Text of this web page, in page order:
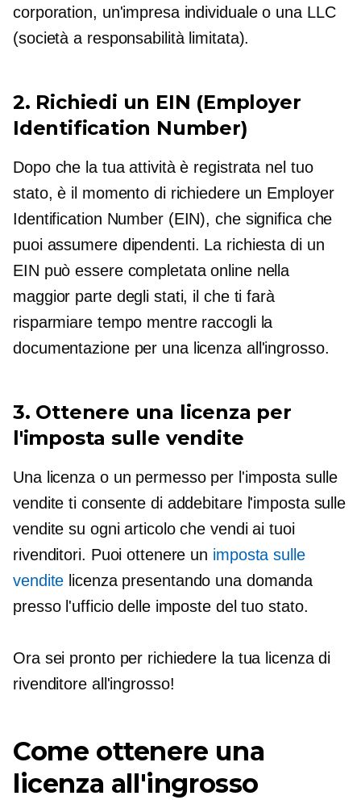
corporation, un'impresa individuale o una LLC
(società a responsabilità limitata).
2. Richiedi un EIN (Employer
Identification Number)
Dopo che la tua attività è registrata nel tuo
stato, è il momento di richiedere un Employer
Identification Number (EIN), che significa che
puoi assumere dipendenti. La richiesta di un
EIN può essere completata online nella
maggior parte degli stati, il che ti farà
risparmiare tempo mentre raccogli la
documentazione per una licenza all'ingrosso.
3. Ottenere una licenza per
l'imposta sulle vendite
Una licenza o un permesso per l'imposta sulle
vendite ti consente di addebitare l'imposta sulle
vendite su ogni articolo che vendi ai tuoi
rivenditori. Puoi ottenere un imposta sulle
vendite licenza presentando una domanda
presso l'ufficio delle imposte del tuo stato.
Ora sei pronto per richiedere la tua licenza di
rivenditore all'ingrosso!
Come ottenere una
licenza all'ingrosso